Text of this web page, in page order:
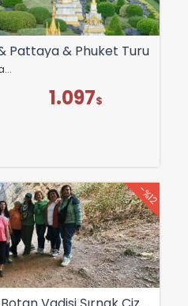
Pattaya & Phuket Turu
1.097$
-%12